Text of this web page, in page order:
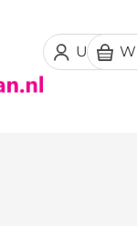
Uw